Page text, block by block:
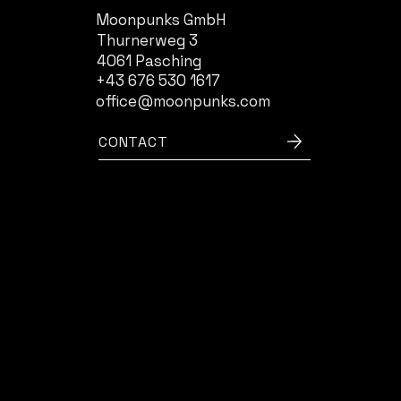
Moonpunks GmbH
Thurnerweg 3
4061 Pasching
+43 676 530 1617
office@moonpunks.com
CONTACT